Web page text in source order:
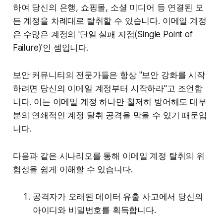
하여 당신의 은행, 쇼핑몰, 소셜 미디어 등 연결된 모
든 계정을 차례대로 탈취할 수 있습니다. 이메일 계정
은 수많은 계정의 '단일 실패 지점(Single Point of
Failure)'인 셈입니다.
보안 커뮤니티의 전문가들은 항상 "보안 강화를 시작
하려면 당신의 이메일 계정부터 시작하라"고 조언합
니다. 이는 이메일 계정 하나만 철저히 방어해도 대부
분의 연쇄적인 계정 탈취 공격을 막을 수 있기 때문입
니다.
다음과 같은 시나리오를 통해 이메일 계정 탈취의 위
험성을 쉽게 이해할 수 있습니다.
공격자가 오래된 데이터 유출 사고에서 당신의
아이디와 비밀번호를 획득합니다.